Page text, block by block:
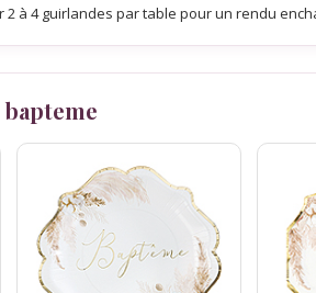
2 à 4 guirlandes par table pour un rendu